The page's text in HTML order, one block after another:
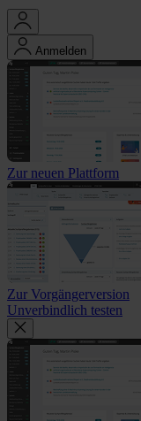
Anmelden
Zur neuen Plattform
Zur Vorgängerversion
Unverbindlich testen